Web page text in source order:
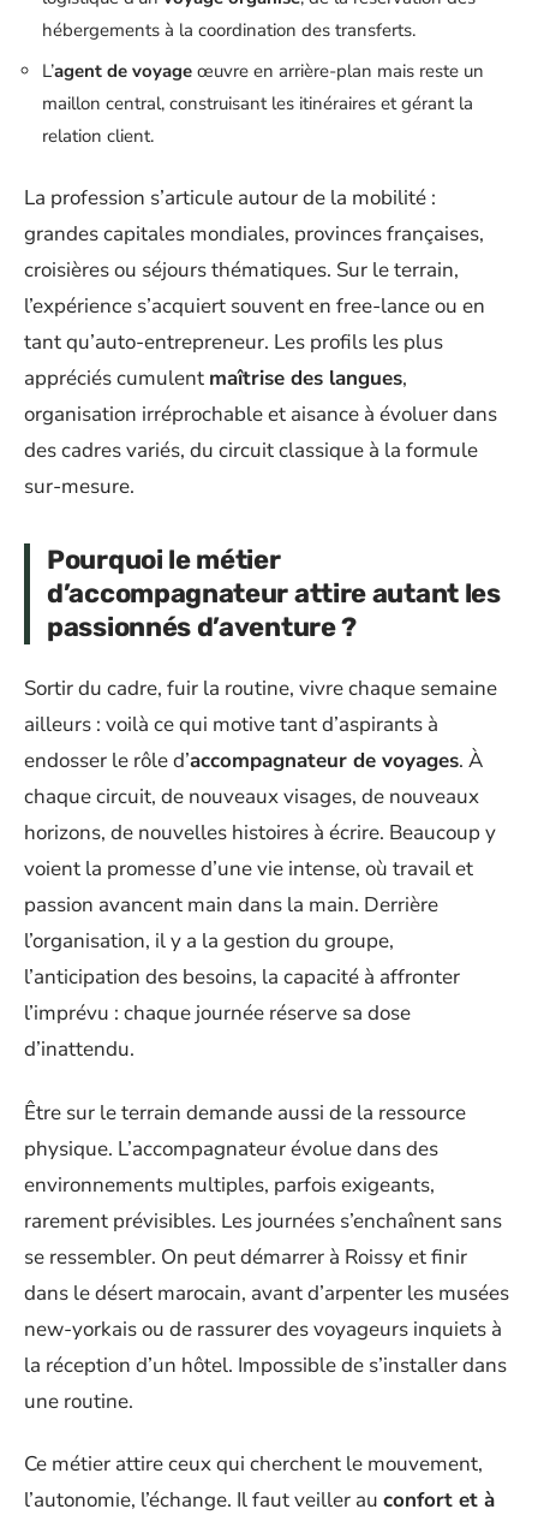
hébergements à la coordination des transferts.
L’agent de voyage œuvre en arrière-plan mais reste un
maillon central, construisant les itinéraires et gérant la
relation client.
La profession s’articule autour de la mobilité :
grandes capitales mondiales, provinces françaises,
croisières ou séjours thématiques. Sur le terrain,
l’expérience s’acquiert souvent en free-lance ou en
tant qu’auto-entrepreneur. Les profils les plus
appréciés cumulent maîtrise des langues,
organisation irréprochable et aisance à évoluer dans
des cadres variés, du circuit classique à la formule
sur-mesure.
Pourquoi le métier
d’accompagnateur attire autant les
passionnés d’aventure ?
Sortir du cadre, fuir la routine, vivre chaque semaine
ailleurs : voilà ce qui motive tant d’aspirants à
endosser le rôle d’accompagnateur de voyages. À
chaque circuit, de nouveaux visages, de nouveaux
horizons, de nouvelles histoires à écrire. Beaucoup y
voient la promesse d’une vie intense, où travail et
passion avancent main dans la main. Derrière
l’organisation, il y a la gestion du groupe,
l’anticipation des besoins, la capacité à affronter
l’imprévu : chaque journée réserve sa dose
d’inattendu.
Être sur le terrain demande aussi de la ressource
physique. L’accompagnateur évolue dans des
environnements multiples, parfois exigeants,
rarement prévisibles. Les journées s’enchaînent sans
se ressembler. On peut démarrer à Roissy et finir
dans le désert marocain, avant d’arpenter les musées
new-yorkais ou de rassurer des voyageurs inquiets à
la réception d’un hôtel. Impossible de s’installer dans
une routine.
Ce métier attire ceux qui cherchent le mouvement,
l’autonomie, l’échange. Il faut veiller au confort et à